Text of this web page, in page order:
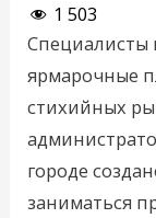
1 503
Специалисты
ярмарочные
стихийных
городе
заниматься